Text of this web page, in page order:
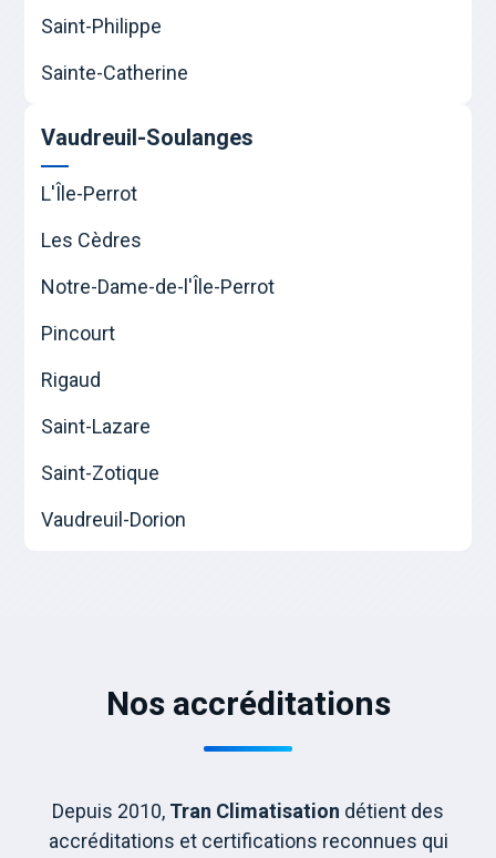
Saint-Philippe
Sainte-Catherine
Vaudreuil-Soulanges
L'Île-Perrot
Les Cèdres
Notre-Dame-de-l'Île-Perrot
Pincourt
Rigaud
Saint-Lazare
Saint-Zotique
Vaudreuil-Dorion
Nos accréditations
Depuis 2010, Tran Climatisation détient des
accréditations et certifications reconnues qui